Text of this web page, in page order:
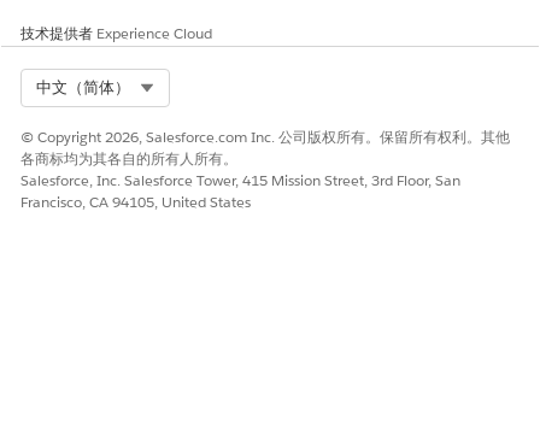
技术提供者 Experience Cloud
中文（简体）
© Copyright 2026, Salesforce.com Inc. 公司版权所有。保留所有权利。其他
各商标均为其各自的所有人所有。
Salesforce, Inc. Salesforce Tower, 415 Mission Street, 3rd Floor, San
Francisco, CA 94105, United States